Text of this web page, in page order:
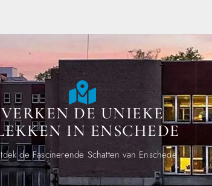
VERKEN DE UNIEKE
IN ENSCHEDE
de Fascinerende Schatten van Enschede